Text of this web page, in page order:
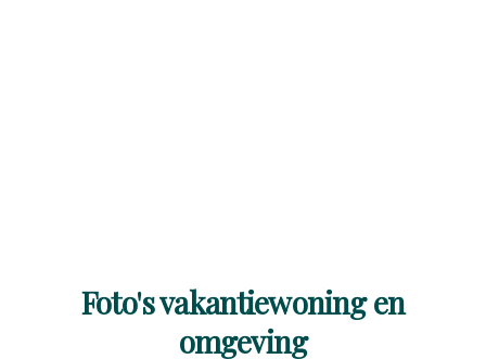
Foto's vakantiewoning en
omgeving